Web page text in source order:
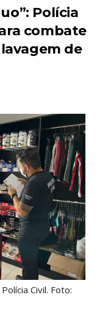
Polícia
combate
de
Civil. Foto: